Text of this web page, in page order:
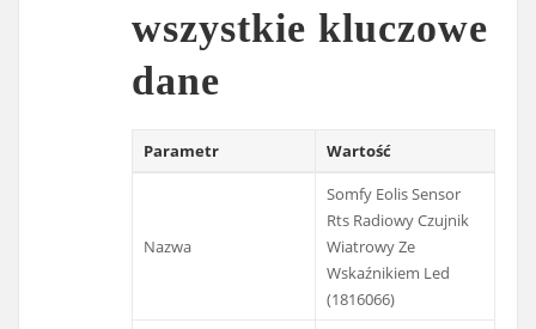
wszystkie kluczowe
dane
Parametr Wartość
Nazwa
Somfy Eolis Sensor
Rts Radiowy Czujnik
Wiatrowy Ze
Wskaźnikiem Led
(1816066)